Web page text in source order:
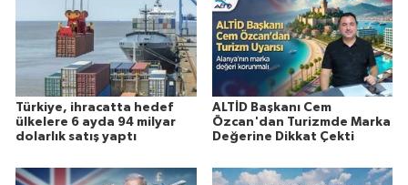
Türkiye, ihracatta hedef
ülkelere 6 ayda 94 milyar
dolarlık satış yaptı
ALTİD Başkanı Cem
Özcan'dan Turizmde Marka
Değerine Dikkat Çekti